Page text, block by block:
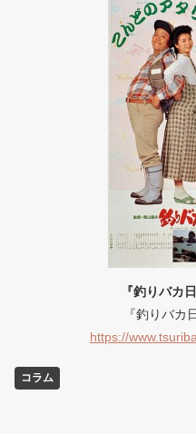
『釣りバカ
『釣りバカ
https://
コラム